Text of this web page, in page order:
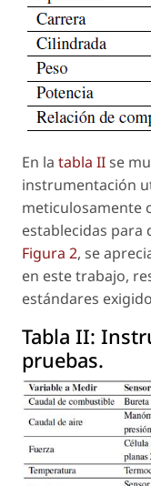
En la tabla IIse
instrumentación
meticulosamente
establecidas para
Figura 2, se
en este trabajo,
estándares
Tabla II:
pruebas.